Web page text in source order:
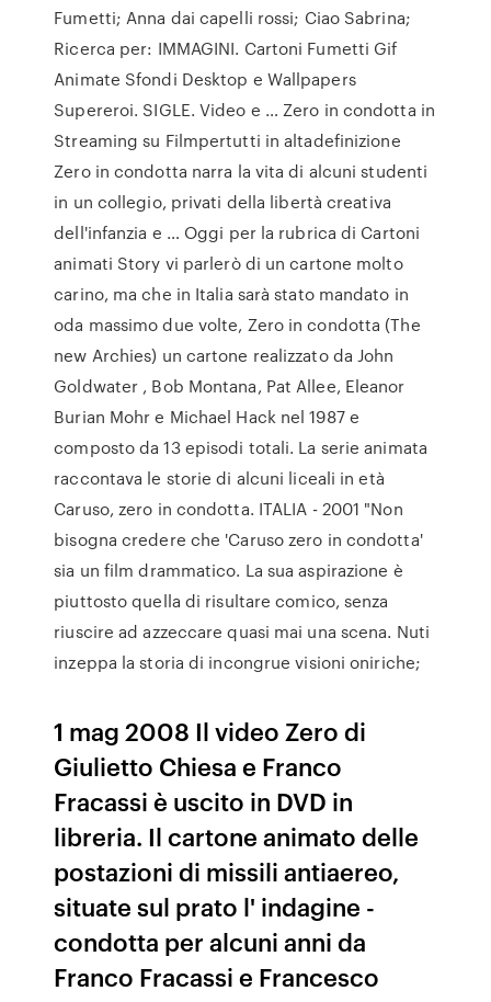
Fumetti; Anna dai capelli rossi; Ciao Sabrina;
Ricerca per: IMMAGINI. Cartoni Fumetti Gif
Animate Sfondi Desktop e Wallpapers
Supereroi. SIGLE. Video e … Zero in condotta in
Streaming su Filmpertutti in altadefinizione
Zero in condotta narra la vita di alcuni studenti
in un collegio, privati della libertà creativa
dell'infanzia e … Oggi per la rubrica di Cartoni
animati Story vi parlerò di un cartone molto
carino, ma che in Italia sarà stato mandato in
oda massimo due volte, Zero in condotta (The
new Archies) un cartone realizzato da John
Goldwater , Bob Montana, Pat Allee, Eleanor
Burian Mohr e Michael Hack nel 1987 e
composto da 13 episodi totali. La serie animata
raccontava le storie di alcuni liceali in età
Caruso, zero in condotta. ITALIA - 2001 "Non
bisogna credere che 'Caruso zero in condotta'
sia un film drammatico. La sua aspirazione è
piuttosto quella di risultare comico, senza
riuscire ad azzeccare quasi mai una scena. Nuti
inzeppa la storia di incongrue visioni oniriche;
1 mag 2008 Il video Zero di
Giulietto Chiesa e Franco
Fracassi è uscito in DVD in
libreria. Il cartone animato delle
postazioni di missili antiaereo,
situate sul prato l' indagine -
condotta per alcuni anni da
Franco Fracassi e Francesco